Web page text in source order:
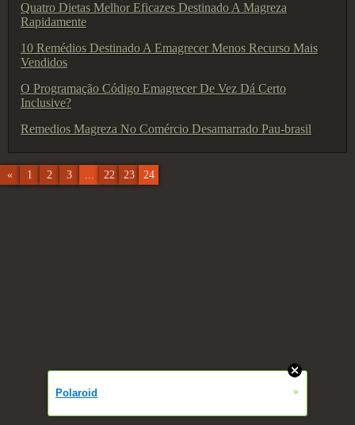
Quatro Dietas Melhor Eficazes Destinado A Magreza
Rapidamente
10 Remédios Destinado A Emagrecer Menos Recurso Mais
Vendidos
O Programação Código Emagrecer De Vez Dá Certo
Inclusive?
Remedios Magreza No Comércio Desamarrado Pau-brasil
« 1 2 3 ... 22 23 24
Polaroid »